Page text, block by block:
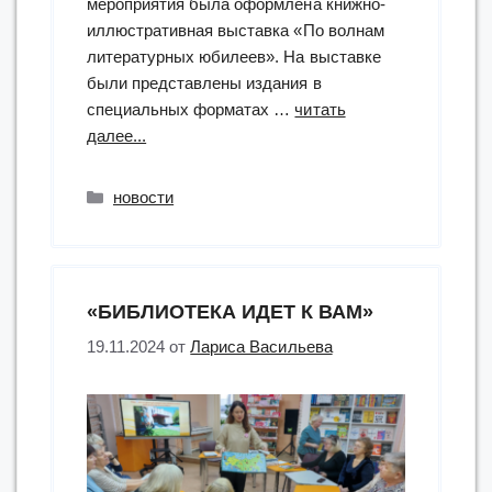
иллюстративная выставка «По волнам
литературных юбилеев». На выставке
были представлены издания в
специальных форматах …читать
далее...
юбилеям
детских
Виталия
Бианки,
Кира
Булычева,
Рубрики
новости
«БИБЛИОТЕКА ИДЕТ К ВАМ»
19.11.2024 отЛариса Васильева